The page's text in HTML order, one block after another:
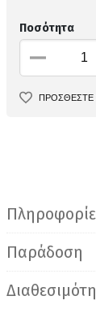
Ποσότητα
ΠΡΟΣΘΕΣΤΕ
Παράδοση